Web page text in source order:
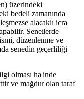
üzerindeki
bedeli zamanında
alacaklı icra
Senetlerde
düzenlenme ve
senedin geçerliliği
olması halinde
ve mağdur olan taraf